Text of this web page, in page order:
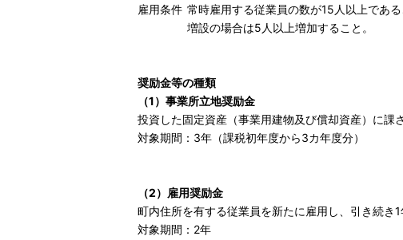
雇用条件 常時雇用する従業員の数が15人以上である
増設の場合は5人以上増加すること。
奨励金等の種類
（1）事業所立地奨励金
投資した固定資産（事業用建物及び償却資産）に課
対象期間：3年（課税初年度から3カ年度分）
（2）雇用奨励金
町内住所を有する従業員を新たに雇用し、引き続き
対象期間：2年